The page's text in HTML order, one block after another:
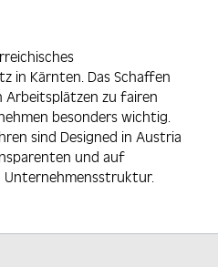
in Kärnten. Das Schaffen
Arbeitsplätzen zu fairen
besonders wichtig.
sind Designed in Austria
und auf